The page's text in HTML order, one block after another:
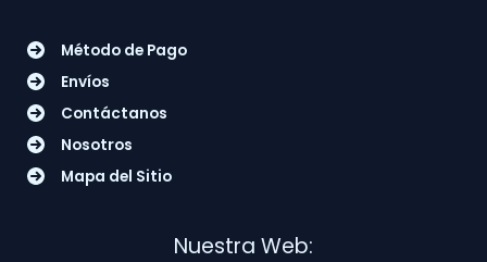
Método de Pago
Envíos
Contáctanos
Nosotros
Mapa del Sitio
Nuestra Web: